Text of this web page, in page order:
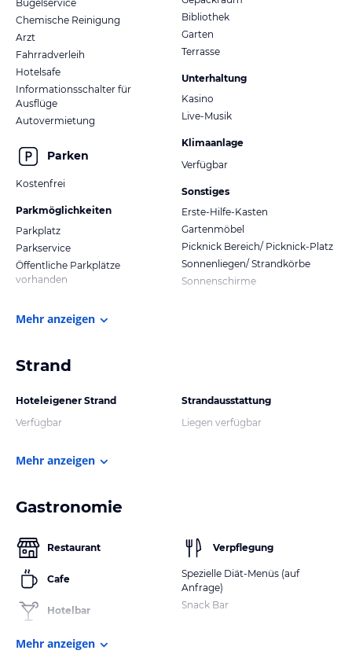
Bügelservice
Chemische Reinigung
Arzt
Fahrradverleih
Hotelsafe
Informationsschalter für
Ausflüge
Autovermietung
Parken
Kostenfrei
Parkmöglichkeiten
Parkplatz
Parkservice
Öffentliche Parkplätze
vorhanden
Bibliothek
Garten
Terrasse
Unterhaltung
Kasino
Live-Musik
Klimaanlage
Verfügbar
Sonstiges
Erste-Hilfe-Kasten
Gartenmöbel
Picknick Bereich/ Picknick-Platz
Sonnenliegen/ Strandkörbe
Sonnenschirme
Mehr anzeigen
Strand
Hoteleigener Strand
Verfügbar
Strandausstattung
Liegen verfügbar
Mehr anzeigen
Gastronomie
Restaurant
Cafe
Hotelbar
Verpflegung
Spezielle Diät-Menüs (auf
Anfrage)
Snack Bar
Mehr anzeigen